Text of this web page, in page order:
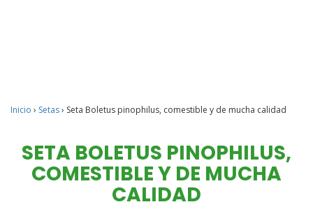
Inicio › Setas› Seta Boletus pinophilus, comestible y de mucha calidad
SETA BOLETUS PINOPHILUS,
COMESTIBLE Y DE MUCHA
CALIDAD